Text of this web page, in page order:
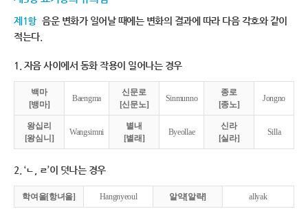
제1항 음운 변화가 일어날 때에는 변화의 결과에 따라 다음 각호와 같이
적는다.
1. 자음 사이에서 동화 작용이 일어나는 경우
백마
[뱅마]
Baengma
신문로
[신문노]
Sinmunno
종로
[종노]
Jongno
왕십리
[왕심니]
Wangsimni
별내
[별래]
Byeollae
신라
[실라]
Silla
2. ‘ㄴ, ㄹ’이 덧나는 경우
학여울[항녀울] Hangnyeoul 알약[알략] allyak